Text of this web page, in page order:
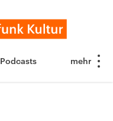
Podcasts